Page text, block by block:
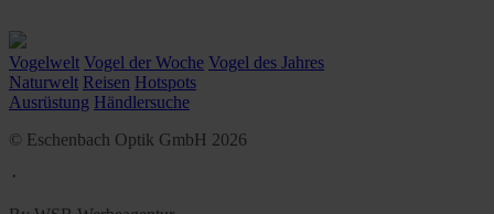
Vogelwelt Vogel der Woche Vogel des Jahres
Naturwelt Reisen Hotspots
Ausrüstung Händlersuche
© Eschenbach Optik GmbH 2026
᛫